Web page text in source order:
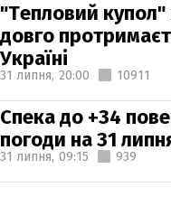
"Тепловий купол"
довго
Україні
31 липня, 20:00 10911
Спека до +34
погоди на 31
31 липня, 09:15 939